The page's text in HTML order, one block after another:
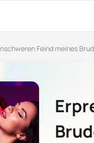
Feind meines